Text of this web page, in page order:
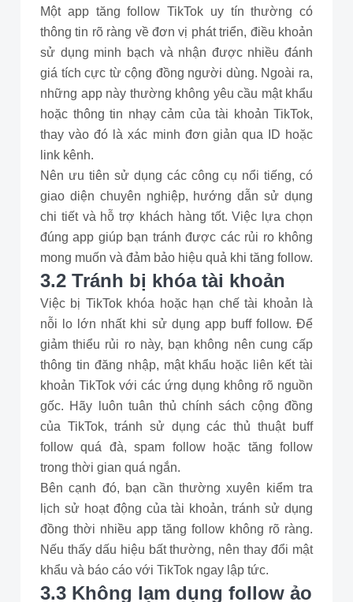
Một app tăng follow TikTok uy tín thường có
thông tin rõ ràng về đơn vị phát triển, điều khoản
sử dụng minh bạch và nhận được nhiều đánh
giá tích cực từ cộng đồng người dùng. Ngoài ra,
những app này thường không yêu cầu mật khẩu
hoặc thông tin nhạy cảm của tài khoản TikTok,
thay vào đó là xác minh đơn giản qua ID hoặc
link kênh.
Nên ưu tiên sử dụng các công cụ nổi tiếng, có
giao diện chuyên nghiệp, hướng dẫn sử dụng
chi tiết và hỗ trợ khách hàng tốt. Việc lựa chọn
đúng app giúp bạn tránh được các rủi ro không
mong muốn và đảm bảo hiệu quả khi tăng follow.
3.2 Tránh bị khóa tài khoản
Việc bị TikTok khóa hoặc hạn chế tài khoản là
nỗi lo lớn nhất khi sử dụng app buff follow. Để
giảm thiểu rủi ro này, bạn không nên cung cấp
thông tin đăng nhập, mật khẩu hoặc liên kết tài
khoản TikTok với các ứng dụng không rõ nguồn
gốc. Hãy luôn tuân thủ chính sách cộng đồng
của TikTok, tránh sử dụng các thủ thuật buff
follow quá đà, spam follow hoặc tăng follow
trong thời gian quá ngắn.
Bên cạnh đó, bạn cần thường xuyên kiểm tra
lịch sử hoạt động của tài khoản, tránh sử dụng
đồng thời nhiều app tăng follow không rõ ràng.
Nếu thấy dấu hiệu bất thường, nên thay đổi mật
khẩu và báo cáo với TikTok ngay lập tức.
3.3 Không lạm dụng follow ảo